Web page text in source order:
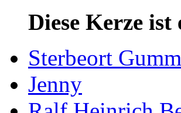
Diese Kerze ist
Sterbeort
Jenny